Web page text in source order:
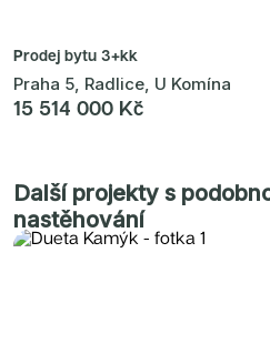
Prodej bytu 3+kk
Praha 5, Radlice, U Komína
15 514 000 Kč
Další projekty s
nastěhování